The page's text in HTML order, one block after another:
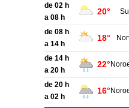
de 02 h
a 08 h
20°
de 08 h
a 14 h
18°
de 14 h
a 20 h
22°
de 20 h
a 02 h
16°